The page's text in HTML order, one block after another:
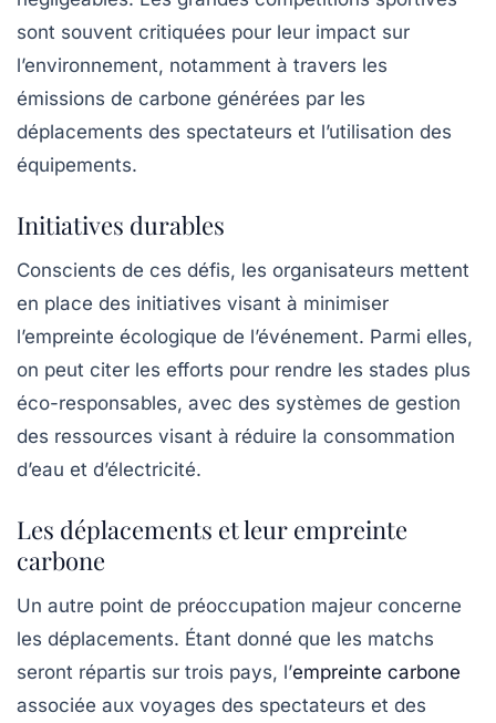
sont souvent critiquées pour leur impact sur
l’environnement, notamment à travers les
émissions de carbone générées par les
déplacements des spectateurs et l’utilisation des
équipements.
Initiatives durables
Conscients de ces défis, les organisateurs mettent
en place des initiatives visant à minimiser
l’empreinte écologique de l’événement. Parmi elles,
on peut citer les efforts pour rendre les stades plus
éco-responsables, avec des systèmes de gestion
des ressources visant à réduire la consommation
d’eau et d’électricité.
Les déplacements et leur empreinte
carbone
Un autre point de préoccupation majeur concerne
les déplacements. Étant donné que les matchs
seront répartis sur trois pays, l’empreinte carbone
associée aux voyages des spectateurs et des